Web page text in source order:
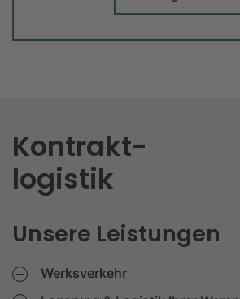
Kontrakt-
logistik
Unsere Leistungen
Werksverkehr